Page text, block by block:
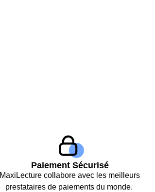
Paiement Sécurisé
MaxiLecture collabore avec les meilleurs
prestataires de paiements du monde.